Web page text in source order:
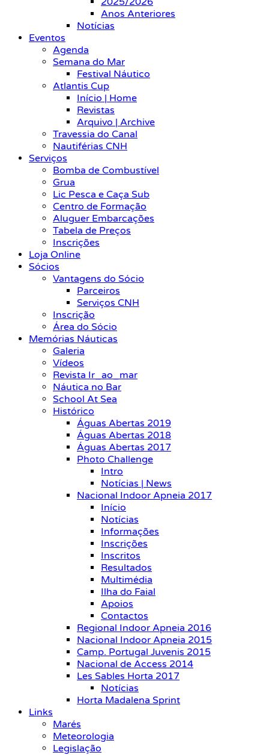
Anos Anteriores
Notícias
Eventos
Agenda
Semana do Mar
Festival Náutico
Atlantis Cup
Início | Home
Revistas
Arquivo | Archive
Travessia do Canal
Nautiférias CNH
Serviços
Bomba de Combustível
Grua
Lic Pesca e Caça Sub
Centro de Formação
Aluguer Embarcações
Tabela de Preços
Inscrições
Loja Online
Sócios
Vantagens do Sócio
Parceiros
Serviços CNH
Inscrição
Área do Sócio
Memórias Náuticas
Galeria
Vídeos
Revista Ir_ao_mar
Náutica no Bar
School At Sea
Histórico
Águas Abertas 2019
Águas Abertas 2018
Águas Abertas 2017
Photo Challenge
Intro
Notícias | News
Nacional Indoor Apneia 2017
Início
Notícias
Informações
Inscrições
Inscritos
Resultados
Multimédia
Ilha do Faial
Apoios
Contactos
Regional Indoor Apneia 2016
Nacional Indoor Apneia 2015
Camp. Portugal Juvenis 2015
Nacional de Access 2014
Les Sables Horta 2017
Notícias
Horta Madalena Sprint
Links
Marés
Meteorologia
Legislação